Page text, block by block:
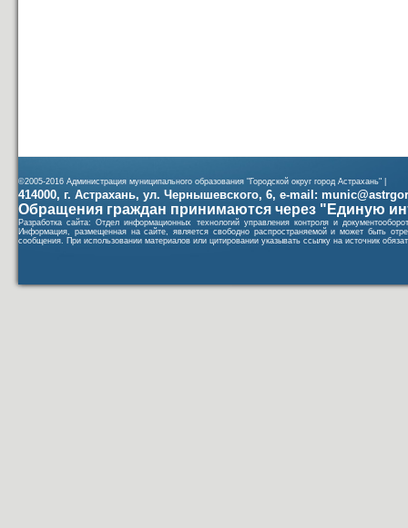
©2005-2016 Администрация муниципального образования "Городской округ город Астрахань" |
414000, г. Астрахань, ул. Чернышевского, 6, e-mail:
Обращения граждан принимаются через "Единую
Разработка сайта: Отдел информационных технологий управления контроля и
Информация, размещенная на сайте, является свободно распространяемой и может быть
сообщения. При использовании материалов или цитировании указывать ссылку на источник